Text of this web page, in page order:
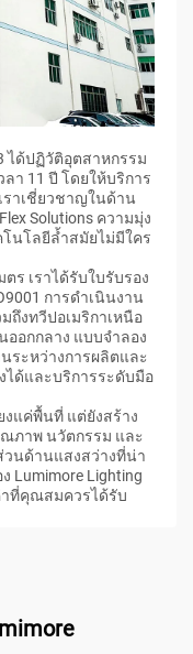
ได้ปฏิวัติอุตสาหกรรม
า 11 ปี โดยให้บริการ
ราเชี่ยวชาญในด้าน
Solutions ความมุ่ง
นโลยีล้ำสมัยไม่มีใคร
ร เราได้รับใบรับรอง
การดำเนินงาน
ถึงทวีปอเมริกาเหนือ
ออกกลาง แบบจำลอง
ระหว่างการผลิตและ
ด้และบริการระดับมือ
งแค่พื้นที่ แต่ยังสร้าง
ภาพ นวัตกรรม และ
วนด้านแสงสว่างที่น่า
Lumimore Lighting
ที่คุณสมควรได้รับ